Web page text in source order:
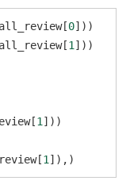
all_review[0]))
all_review[1 ]))
[1 ]))
[1 ]),)